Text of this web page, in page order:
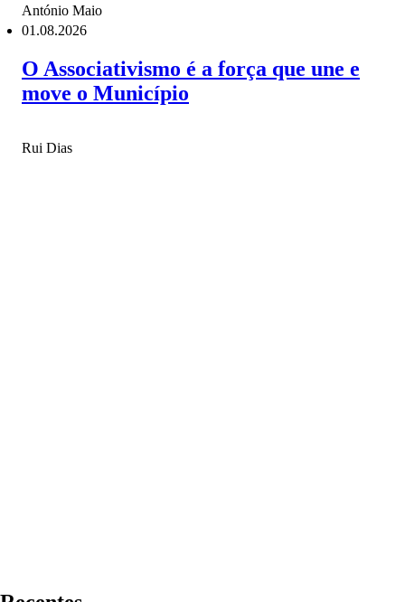
António Maio
01.08.2026
O Associativismo é a força que une e
move o Município
Rui Dias